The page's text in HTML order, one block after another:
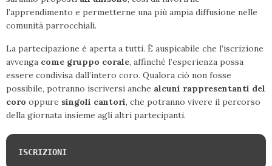
l’apprendimento e permetterne una più ampia diffusione nelle
comunità parrocchiali.
La partecipazione è aperta a tutti. È auspicabile che l’iscrizione
avvenga come gruppo corale, affinché l’esperienza possa
essere condivisa dall’intero coro. Qualora ciò non fosse
possibile, potranno iscriversi anche alcuni rappresentanti del
coro oppure singoli cantori, che potranno vivere il percorso
della giornata insieme agli altri partecipanti.
ISCRIZIONI